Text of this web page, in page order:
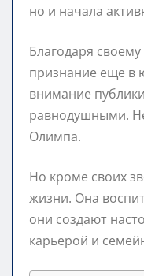
но и начала
Благодаря
признание еще в
внимание
равнодушными.
Олимпа.
Но кроме своих
жизни. Она
они создают
карьерой и